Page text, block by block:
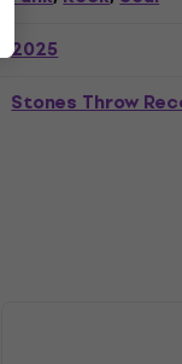
2025
Stones Throw